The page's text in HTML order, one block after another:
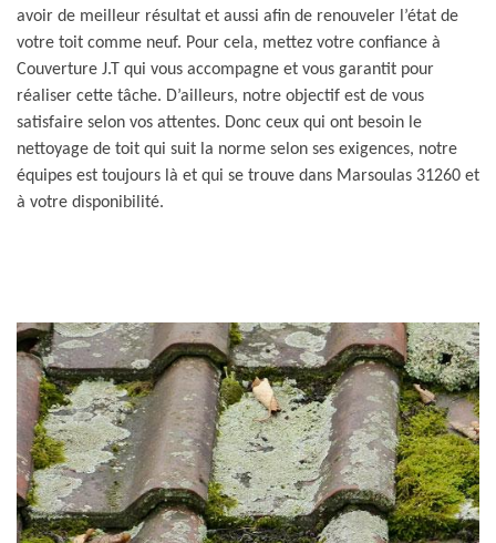
avoir de meilleur résultat et aussi afin de renouveler l’état de
votre toit comme neuf. Pour cela, mettez votre confiance à
Couverture J.T qui vous accompagne et vous garantit pour
réaliser cette tâche. D’ailleurs, notre objectif est de vous
satisfaire selon vos attentes. Donc ceux qui ont besoin le
nettoyage de toit qui suit la norme selon ses exigences, notre
équipes est toujours là et qui se trouve dans Marsoulas 31260 et
à votre disponibilité.